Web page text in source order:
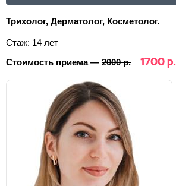
Трихолог, Дерматолог, Косметолог.
Стаж: 14 лет
Стоимость приема — 2000 р. 1700 р.